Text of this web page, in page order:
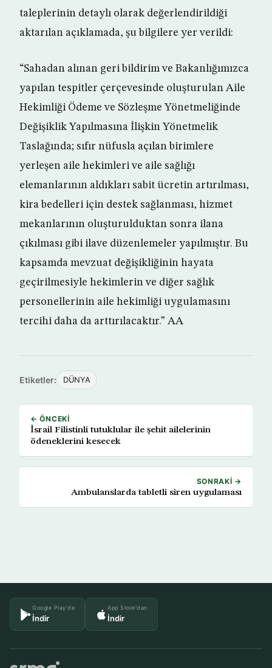
taleplerinin detaylı olarak değerlendirildiği
aktarılan açıklamada, şu bilgilere yer verildi:
“Sahadan alınan geri bildirim ve Bakanlığımızca
yapılan tespitler çerçevesinde oluşturulan Aile
Hekimliği Ödeme ve Sözleşme Yönetmeliğinde
Değişiklik Yapılmasına İlişkin Yönetmelik
Taslağında; sıfır nüfusla açılan birimlere
yerleşen aile hekimleri ve aile sağlığı
elemanlarının aldıkları sabit ücretin artırılması,
kira bedelleri için destek sağlanması, hizmet
mekanlarının oluşturulduktan sonra ilana
çıkılması gibi ilave düzenlemeler yapılmıştır. Bu
kapsamda mevzuat değişikliğinin hayata
geçirilmesiyle hekimlerin ve diğer sağlık
personellerinin aile hekimliği uygulamasını
tercihi daha da arttırılacaktır.” AA
Etiketler: DÜNYA
← ÖNCEKI
İsrail Filistinli tutuklular ile şehit ailelerinin
ödeneklerini kesecek
SONRAKI →
Ambulanslarda tabletli siren uygulaması
Google Play'de
İndir
App Store'dan
İndir